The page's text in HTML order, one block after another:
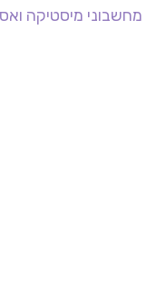
מחשבוני מיסטיקה